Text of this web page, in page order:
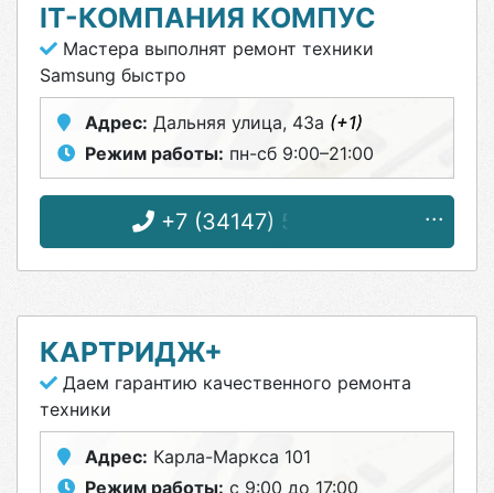
IT-КОМПАНИЯ КОМПУС
Мастера выполнят ремонт техники
Samsung быстро
Адрес: Дальняя улица, 43а (+1)
Режим работы: пн-сб 9:00–21:00
+7 (34147) 5-10-10
КАРТРИДЖ+
Даем гарантию качественного ремонта
техники
Адрес: Карла-Маркса 101
Режим работы: с 9:00 до 17:00